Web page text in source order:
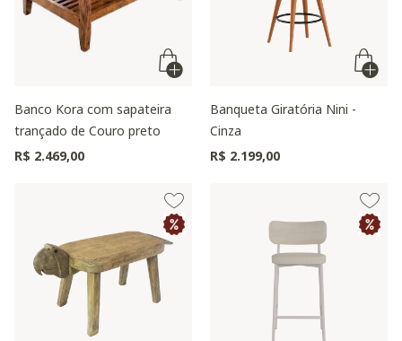
Banco Kora com sapateira
trançado de Couro preto
R$ 2.469,00
Banqueta Giratória Nini -
Cinza
R$ 2.199,00